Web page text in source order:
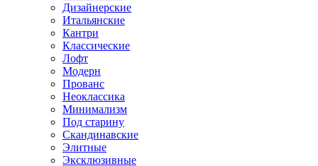
Дизайнерские
Итальянские
Кантри
Классические
Лофт
Модерн
Прованс
Неоклассика
Минимализм
Под старину
Скандинавские
Элитные
Эксклюзивные